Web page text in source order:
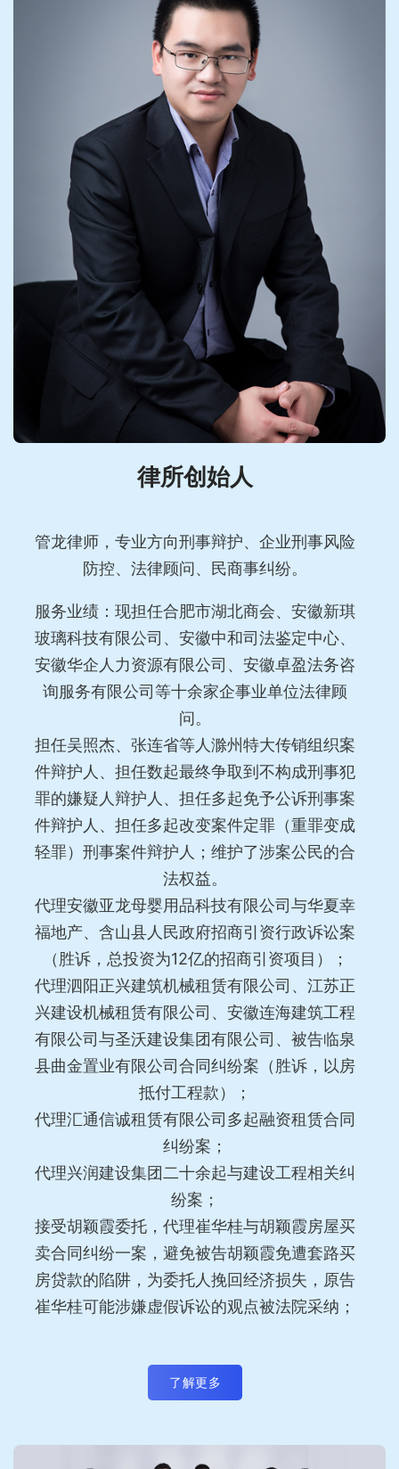
律所创始人
管龙律师，专业方向刑事辩护、企业刑事风险
防控、法律顾问、民商事纠纷。
服务业绩：现担任合肥市湖北商会、安徽新琪
玻璃科技有限公司、安徽中和司法鉴定中心、
安徽华企人力资源有限公司、安徽卓盈法务咨
询服务有限公司等十余家企事业单位法律顾
问。
担任吴照杰、张连省等人滁州特大传销组织案
件辩护人、担任数起最终争取到不构成刑事犯
罪的嫌疑人辩护人、担任多起免予公诉刑事案
件辩护人、担任多起改变案件定罪（重罪变成
轻罪）刑事案件辩护人；维护了涉案公民的合
法权益。
代理安徽亚龙母婴用品科技有限公司与华夏幸
福地产、含山县人民政府招商引资行政诉讼案
（胜诉，总投资为12亿的招商引资项目）；
代理泗阳正兴建筑机械租赁有限公司、江苏正
兴建设机械租赁有限公司、安徽连海建筑工程
有限公司与圣沃建设集团有限公司、被告临泉
县曲金置业有限公司合同纠纷案（胜诉，以房
抵付工程款）；
代理汇通信诚租赁有限公司多起融资租赁合同
纠纷案；
代理兴润建设集团二十余起与建设工程相关纠
纷案；
接受胡颖霞委托，代理崔华桂与胡颖霞房屋买
卖合同纠纷一案，避免被告胡颖霞免遭套路买
房贷款的陷阱，为委托人挽回经济损失，原告
崔华桂可能涉嫌虚假诉讼的观点被法院采纳；
了解更多